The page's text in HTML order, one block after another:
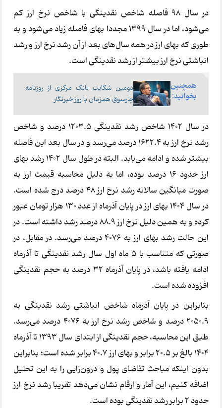
در سال ۹۸ فاصله شاخص نقدینگی با شاخص نرخ ارز کم
می‌شود، اما در سال ۱۳۹۹ مجددا بهای فاصله زیاد می‌شود و به
طوری که بهای ارز در همه سال‌های بعد از آن رشد نرخ ارز و رشد
انباشتی نرخ ارز بیشتر از رشد نقدینگی است.
همچنین
بخوانید:
دومین شکایت بانک مرکزی از روزنامه
چارسوق همزمان با روز خبرنگار
در سال ۱۴۰۲ شاخص رشد نقدینگی ۱۲۰۳.۵ درصد و شاخص
رشد نرخ ارز به ۱۶۲۲.۴ درصد می‌رسد و در سال بعد این فاصله
بیشتر شده و ادامه می‌یابد. البته در طول سال ۱۴۰۲ رشد بهای
ارز حدود ۱۶ درصد بوده، اما به دلیل محاسبه قیمت ارز به
صورت میانگین سالانه رشد نرخ ارز ۴۸ درصد درج شده است.
در سال ۱۴۰۴ بهای ارز در پایان آذرماه از عدد ۱۳۰ هزار تومان عبور
کرده و به همین دلیل نرخ ارز ۸۸.۹ درصد رشد داشته است. در
این حالت رشد بهای ارز به ۴۰۷۶ درصد می‌رسد. در مقابل، در
صورتی که متناسب با ۵ ماه اول سال رشد نقدینگی تا آذرماه
ادامه یافته باشد، در پایان آذرماه ۳۲ درصد به حجم نقدینگی
افزوده شده است.
بنابراین در پایان آذرماه شاخص انباشتی رشد نقدینگی به
۲۰۵۰.۹ درصد و شاخص رشد نرخ ارز به ۴۰۷۶ درصد می‌رسد.
طبق این محاسبه، حجم نقدینگی از ابتدای سال ۱۳۹۳ تا آذرماه
۱۴۰۴ بالغ بر ۲۰.۵ برابر و بهای ارز ۴۰.۷ برابر شده است؛ بنابراین
بدون اینکه مباحث تقاضای پول و درون‌زایی را به این تحلیل
اضافه کنیم، این آمار و ارقام نشان می‌دهد تقریبا رشد نرخ ارز
حدود ۲ برابر رشد نقدینگی بوده است.